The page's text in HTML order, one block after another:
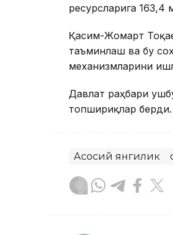
ресурсларига
Қасим-Жомарт
таъминлаш ва бу
механизмларини
Давлат раҳбари
топшириқлар берди.
Асосий янгилик